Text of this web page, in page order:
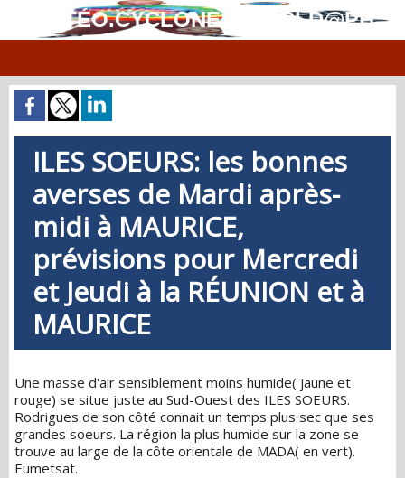
MÉTÉO.CYCLONES.WORLD@PH
ILES SOEURS: les bonnes
averses de Mardi après-
midi à MAURICE,
prévisions pour Mercredi
et Jeudi à la RÉUNION et à
MAURICE
Une masse d'air sensiblement moins humide( jaune et
rouge) se situe juste au Sud-Ouest des ILES SOEURS.
Rodrigues de son côté connait un temps plus sec que ses
grandes soeurs. La région la plus humide sur la zone se
trouve au large de la côte orientale de MADA( en vert).
Eumetsat.